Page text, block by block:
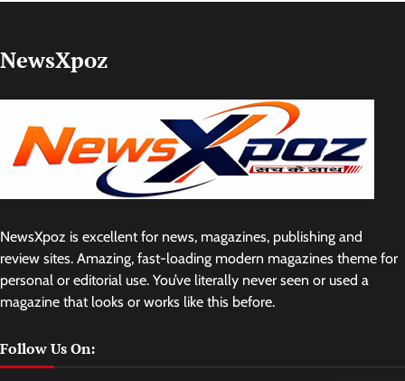
NewsXpoz
NewsXpoz is excellent for news, magazines, publishing and
review sites. Amazing, fast-loading modern magazines theme for
personal or editorial use. You’ve literally never seen or used a
magazine that looks or works like this before.
Follow Us On: